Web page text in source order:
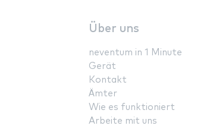
Über uns
neventum in 1 Minute
Gerät
Kontakt
Ämter
Wie es funktioniert
Arbeite mit uns